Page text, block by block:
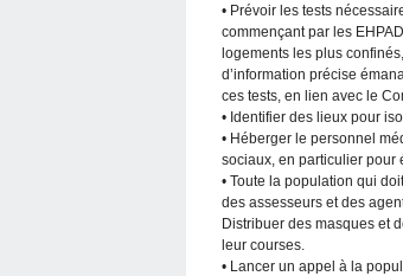
• Prévoir les tests
commençant par les
logements les plus
d’information précise
ces tests, en lien avec le
• Identifier des lieux pour
• Héberger le personnel
sociaux, en particulier pour
• Toute la population qui
des assesseurs et des
Distribuer des masques et
leur courses.
• Lancer un appel à la